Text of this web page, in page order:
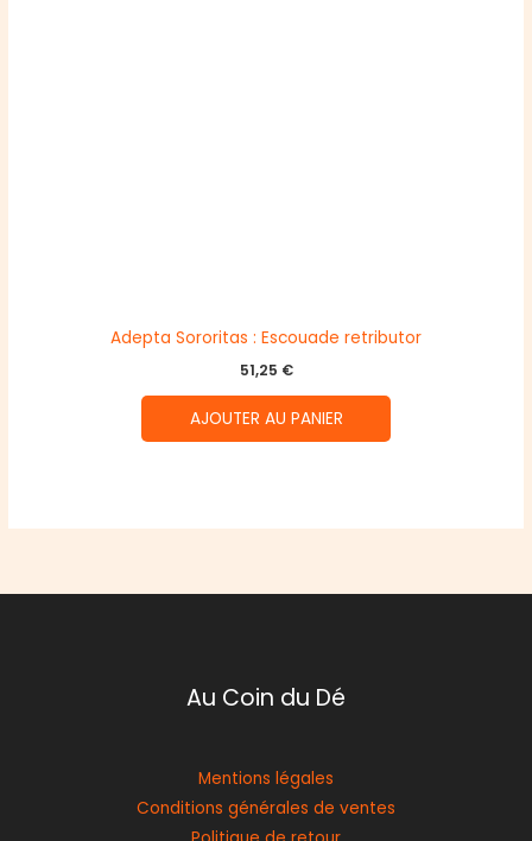
Adepta Sororitas : Escouade retributor
51,25 €
AJOUTER AU PANIER
Au Coin du Dé
Mentions légales
Conditions générales de ventes